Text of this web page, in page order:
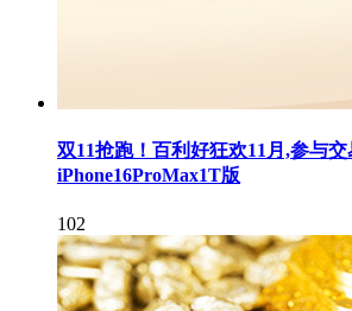
双11抢跑！百利好狂欢11月,参与
iPhone16ProMax1T版
102